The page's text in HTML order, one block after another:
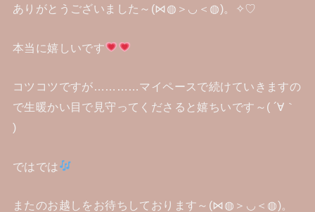
ありがとうございました～(⋈◍＞◡＜◍)。✧♡
本当に嬉しいです
コツコツですが…………マイペースで続けていきますの
で生暖かい目で見守ってくださると嬉ちいです～( ´∀｀
)
ではでは
またのお越しをお待ちしております～(⋈◍＞◡＜◍)。